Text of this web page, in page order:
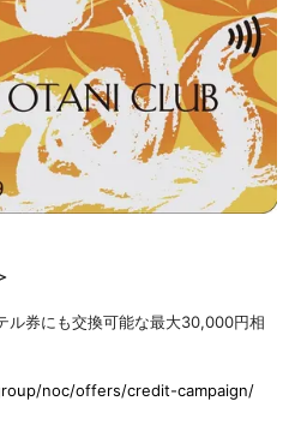
ル券にも交換可能な最大30,000円相
noc/offers/credit-campaign/